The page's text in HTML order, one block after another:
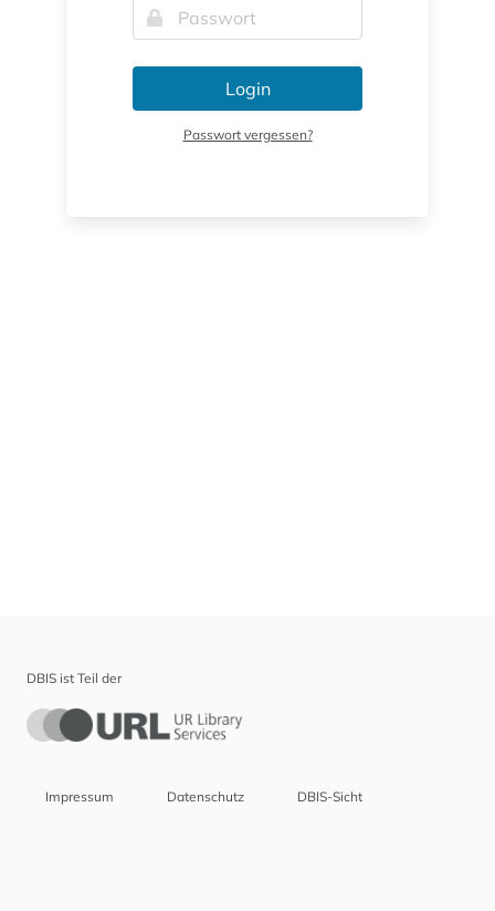
Login
Passwort vergessen?
DBIS ist Teil der
Impressum Datenschutz DBIS-Sicht